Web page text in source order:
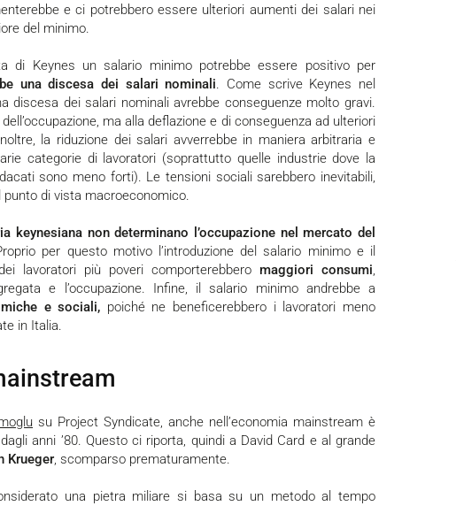
e ci potrebbero essere ulteriori aumenti dei salari nei
del minimo.
una discesa dei salari nominali. Come scrive Keynes nel
discesa dei salari nominali avrebbe conseguenze molto gravi.
ma alla deflazione e di conseguenza ad ulteriori
la riduzione dei salari avverrebbe in maniera arbitraria e
categorie di lavoratori (soprattutto quelle industrie dove la
sono meno forti). Le tensioni sociali sarebbero inevitabili,
di vista macroeconomico.
per questo motivo l’introduzione del salario minimo e il
lavoratori più poveri comporterebbero maggiori consumi,
e l’occupazione. Infine, il salario minimo andrebbe a
e sociali, poiché ne beneficerebbero i lavoratori meno
in Italia.
su Project Syndicate, anche nell’economia mainstream è
anni ’80. Questo ci riporta, quindi a David Card e al grande
Krueger, scomparso prematuramente.